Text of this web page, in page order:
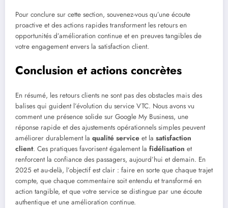
Pour conclure sur cette section, souvenez-vous qu’une écoute
proactive et des actions rapides transforment les retours en
opportunités d’amélioration continue et en preuves tangibles de
votre engagement envers la satisfaction client.
Conclusion et actions concrètes
En résumé, les retours clients ne sont pas des obstacles mais des
balises qui guident l’évolution du service VTC. Nous avons vu
comment une présence solide sur Google My Business, une
réponse rapide et des ajustements opérationnels simples peuvent
améliorer durablement la qualité service et la satisfaction
client. Ces pratiques favorisent également la fidélisation et
renforcent la confiance des passagers, aujourd’hui et demain. En
2025 et au-delà, l’objectif est clair : faire en sorte que chaque trajet
compte, que chaque commentaire soit entendu et transformé en
action tangible, et que votre service se distingue par une écoute
authentique et une amélioration continue.